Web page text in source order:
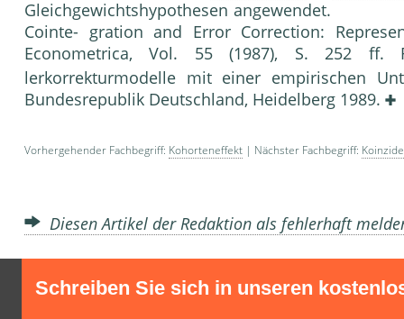
Gleichgewichtshypothesen angewendet.
Cointe- gration and Error Correction:
Econometrica, Vol. 55 (1987), S. 252 ff.
lerkorrekturmodelle mit einer empirischen
Bundesrepublik Deutschland, Heidelberg 1989.
Vorhergehender Fachbegriff: Kohorteneffekt | Nächster Fachbegriff:
Diesen Artikel der Redaktion als fehlerhaft
Schreiben Sie sich in unseren